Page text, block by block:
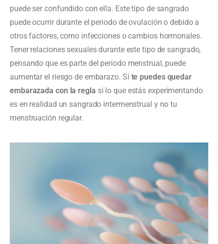
puede ser confundido con ella. Este tipo de sangrado
puede ocurrir durante el periodo de ovulación o debido a
otros factores, como infecciones o cambios hormonales.
Tener relaciones sexuales durante este tipo de sangrado,
pensando que es parte del periodo menstrual, puede
aumentar el riesgo de embarazo. Sí te puedes quedar
embarazada con la regla si lo que estás experimentando
es en realidad un sangrado intermenstrual y no tu
menstruación regular.